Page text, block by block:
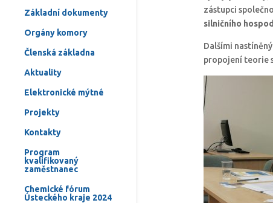
Základní dokumenty
Orgány komory
Členská základna
Aktuality
Elektronické mýtné
Projekty
Kontakty
Program
kvalifikovaný
zaměstnanec
Chemické fórum
Ústeckého kraje 2024
zástupci
silničního
Dalšími
propojení teorie